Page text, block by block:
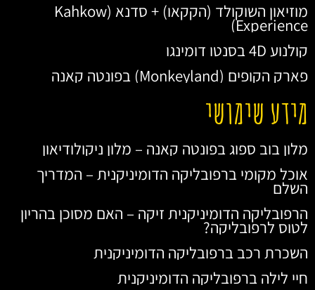
מוזיאון השוקולד (הקקאו) + סדנא (Kahkow
Experience)
קולנוע 4D בסנטו דומינגו
פארק הקופים (Monkeyland) בפונטה קאנה
מידע שימושי
מלון בוב ספוג בפונטה קאנה – מלון ניקולודיאון
אוכל מקומי ברפובליקה הדומיניקנית – המדריך
השלם
הרפובליקה הדומיניקנית זיקה – האם מסוכן בהריון
לטוס לרפובליקה?
השכרת רכב ברפובליקה הדומיניקנית
חיי לילה ברפובליקה הדומיניקנית